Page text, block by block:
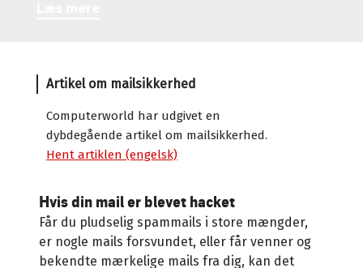
Artikel om mailsikkerhed
Computerworld har udgivet en
dybdegående artikel om mailsikkerhed.
Hent artiklen (engelsk)
Hvis din mail er blevet hacket
Får du pludselig spammails i store mængder,
er nogle mails forsvundet, eller får venner og
bekendte mærkelige mails fra dig, kan det